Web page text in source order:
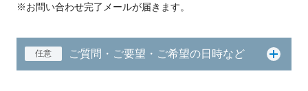
※お問い合わせ完了メールが届きます。
任意 ご質問・ご要望・ご希望の日時など